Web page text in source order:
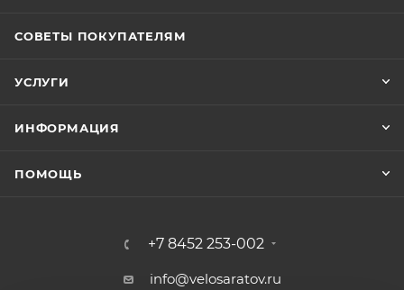
СОВЕТЫ ПОКУПАТЕЛЯМ
УСЛУГИ
ИНФОРМАЦИЯ
ПОМОЩЬ
+7 8452 253-002
info@velosaratov.ru